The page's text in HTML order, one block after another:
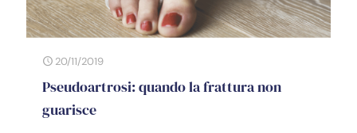
20/11/2019
Pseudoartrosi: quando la frattura non
guarisce